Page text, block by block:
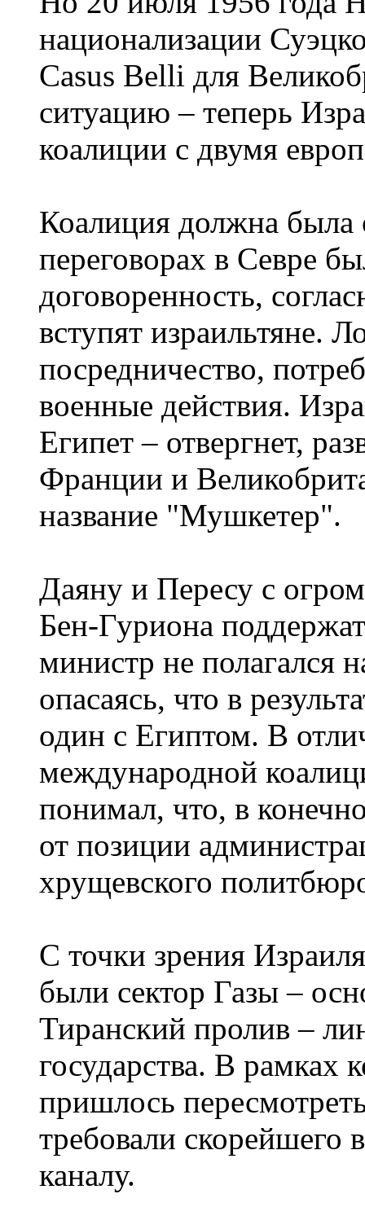
национализации
Casus Belli для
ситуацию – теперь
коалиции с двумя
Коалиция должна была
переговорах в Севре
договоренность,
вступят израильтяне.
посредничество,
военные действия.
Египет – отвергнет,
Франции и
название "Мушкетер".
Даяну и Пересу с
Бен-Гуриона
министр не полагался
опасаясь, что в
один с Египтом. В
международной
понимал, что, в
от позиции
хрущевского
С точки зрения
были сектор Газы –
Тиранский пролив –
государства. В рамках
пришлось
требовали
каналу.